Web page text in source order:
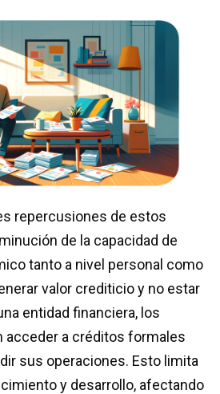
repercusiones de estos
de la capacidad de
tanto a nivel personal como
valor crediticio y no estar
entidad financiera, los
acceder a créditos formales
sus operaciones. Esto limita
y desarrollo, afectando